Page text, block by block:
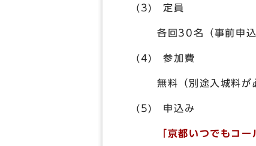
(3) 定員
各回30名（事前申込
(4) 参加費
無料（別途入城料が
(5) 申込み
「京都いつでもコー